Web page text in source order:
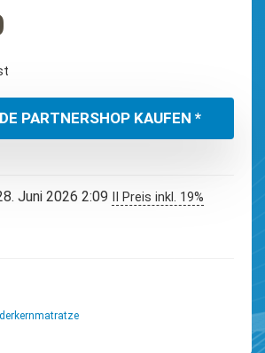
PARTNERSHOP KAUFEN *
Juni 2026 2:09
II Preis inkl. 19%